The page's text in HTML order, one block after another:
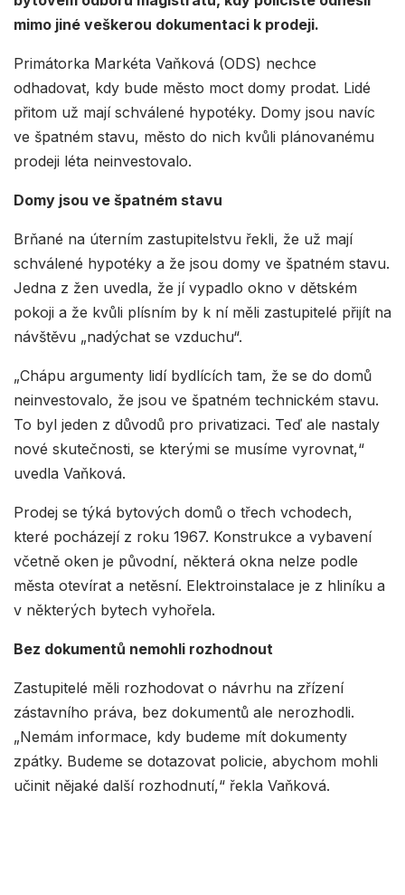
mimo jiné veškerou dokumentaci k prodeji.
Primátorka Markéta Vaňková (ODS) nechce
odhadovat, kdy bude město moct domy prodat. Lidé
přitom už mají schválené hypotéky. Domy jsou navíc
ve špatném stavu, město do nich kvůli plánovanému
prodeji léta neinvestovalo.
Domy jsou ve špatném stavu
Brňané na úterním zastupitelstvu řekli, že už mají
schválené hypotéky a že jsou domy ve špatném stavu.
Jedna z žen uvedla, že jí vypadlo okno v dětském
pokoji a že kvůli plísním by k ní měli zastupitelé přijít na
návštěvu „nadýchat se vzduchu“.
„Chápu argumenty lidí bydlících tam, že se do domů
neinvestovalo, že jsou ve špatném technickém stavu.
To byl jeden z důvodů pro privatizaci. Teď ale nastaly
nové skutečnosti, se kterými se musíme vyrovnat,“
uvedla Vaňková.
Prodej se týká bytových domů o třech vchodech,
které pocházejí z roku 1967. Konstrukce a vybavení
včetně oken je původní, některá okna nelze podle
města otevírat a netěsní. Elektroinstalace je z hliníku a
v některých bytech vyhořela.
Bez dokumentů nemohli rozhodnout
Zastupitelé měli rozhodovat o návrhu na zřízení
zástavního práva, bez dokumentů ale nerozhodli.
„Nemám informace, kdy budeme mít dokumenty
zpátky. Budeme se dotazovat policie, abychom mohli
učinit nějaké další rozhodnutí,“ řekla Vaňková.